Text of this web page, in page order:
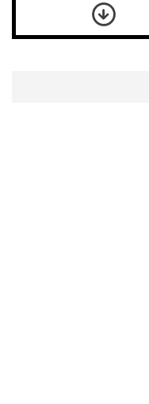
بعد 7 أشهر من تعرضه لحادث
مروع.. جوشوا يفوز على برينغا